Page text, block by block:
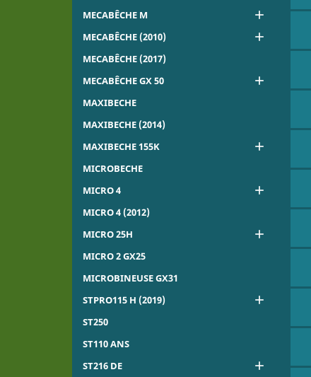
MECABÊCHE M

MECABÊCHE (2010) 
MECABÊCHE (2017)
MECABÊCHE GX 50

MAXIBECHE
MAXIBECHE (2014)
MAXIBECHE 155K

MICROBECHE
MICRO 4

MICRO 4 (2012)
MICRO 25H

MICRO 2 GX25
MICROBINEUSE GX31
STPRO115 H (2019)

ST250
ST110 ANS
ST216 DE
